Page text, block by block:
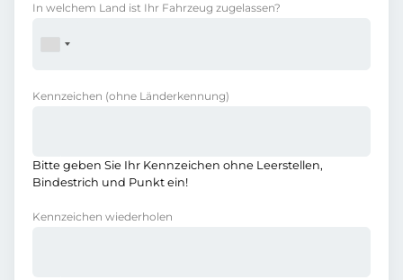
In welchem Land ist Ihr Fahrzeug zugelassen?
Kennzeichen (ohne Länderkennung)
Bitte geben Sie Ihr Kennzeichen ohne Leerstellen,
Bindestrich und Punkt ein!
Kennzeichen wiederholen